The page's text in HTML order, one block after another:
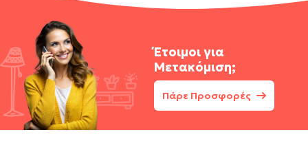
Έτοιμοι για
Μετακόμιση;
Πάρε Προσφορές